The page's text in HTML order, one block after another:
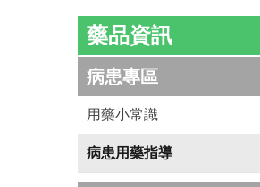
藥品資訊
病患專區
用藥小常識
病患用藥指導